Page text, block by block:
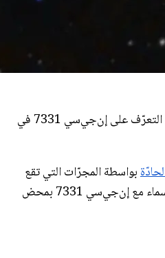
" الشماليّة، تمّ التعرّف على إن‌جي‌سي 7331 في
بواسطة المجرّات التي تقع
لـ إن‌جي‌سي 7331، وبالتالي تقع على بُعد يُقارب عشرة أضعاف. تحدث مُحاذاتهم المتقاربة على السماء مع إن‌جي‌سي 7331 بمحض